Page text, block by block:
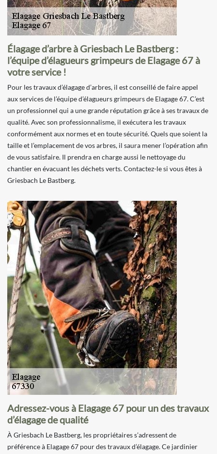
Élagage d’arbre à Griesbach Le Bastberg :
l’équipe d’élagueurs grimpeurs de Elagage 67 à
votre service !
Pour les travaux d’élagage d’arbres, il est conseillé de faire appel
aux services de l’équipe d’élagueurs grimpeurs de Elagage 67. C’est
un professionnel qui a une grande réputation grâce à ses travaux de
qualité. Avec son professionnalisme, il exécutera les travaux
conformément aux normes et en toute sécurité. Quels que soient la
taille et l’emplacement de vos arbres, il saura mener l’opération afin
de vous satisfaire. Il prendra en charge aussi le nettoyage du
chantier en évacuant les déchets verts. Contactez-le si vous êtes à
Griesbach Le Bastberg.
Adressez-vous à Elagage 67 pour un des travaux
d’élagage de qualité
À Griesbach Le Bastberg, les propriétaires s’adressent de
préférence à Elagage 67 pour des travaux d’élagage. Ce jardinier